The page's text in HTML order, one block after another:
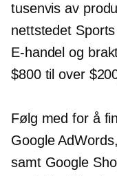
tusenvis av
nettstedet
E-handel og
$800 til over
Følg med for å
Google
samt Google